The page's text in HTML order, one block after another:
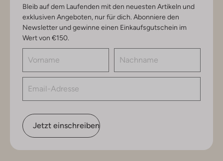
Bleib auf dem Laufenden mit den neuesten Artikeln und
exklusiven Angeboten, nur für dich. Abonniere den
Newsletter und gewinne einen Einkaufsgutschein im
Wert von €150.
Jetzt einschreiben